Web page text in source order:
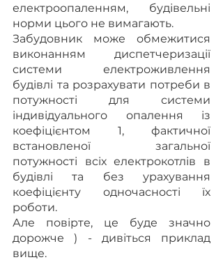
електроопаленням, будівельні
норми цього не вимагають.
Забудовник може обмежитися
виконанням диспетчеризації
системи електроживлення
будівлі та розрахувати потреби в
потужності для системи
індивідуального опалення із
коефіцієнтом 1, фактичної
встановленої загальної
потужності всіх електрокотлів в
будівлі та без урахування
коефіцієнту одночасності їх
роботи.
Але повірте, це буде значно
дорожче ) - дивіться приклад
вище.